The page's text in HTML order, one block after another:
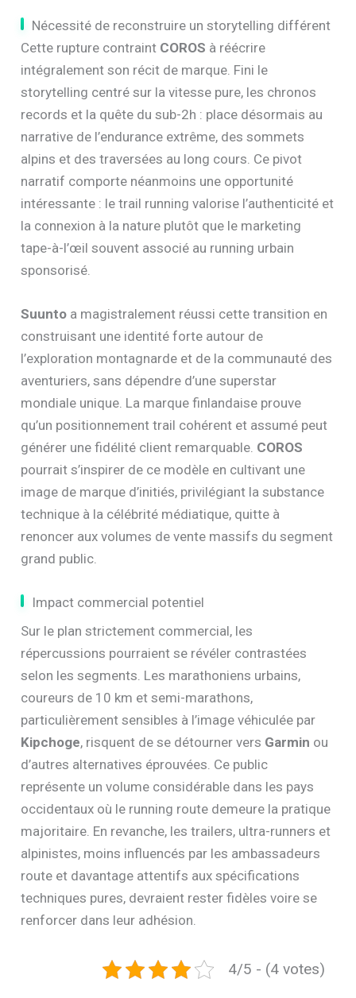
Nécessité de reconstruire un storytelling différent
Cette rupture contraint COROS à réécrire
intégralement son récit de marque. Fini le
storytelling centré sur la vitesse pure, les chronos
records et la quête du sub-2h : place désormais au
narrative de l’endurance extrême, des sommets
alpins et des traversées au long cours. Ce pivot
narratif comporte néanmoins une opportunité
intéressante : le trail running valorise l’authenticité et
la connexion à la nature plutôt que le marketing
tape-à-l’œil souvent associé au running urbain
sponsorisé.
Suunto a magistralement réussi cette transition en
construisant une identité forte autour de
l’exploration montagnarde et de la communauté des
aventuriers, sans dépendre d’une superstar
mondiale unique. La marque finlandaise prouve
qu’un positionnement trail cohérent et assumé peut
générer une fidélité client remarquable. COROS
pourrait s’inspirer de ce modèle en cultivant une
image de marque d’initiés, privilégiant la substance
technique à la célébrité médiatique, quitte à
renoncer aux volumes de vente massifs du segment
grand public.
Impact commercial potentiel
Sur le plan strictement commercial, les
répercussions pourraient se révéler contrastées
selon les segments. Les marathoniens urbains,
coureurs de 10 km et semi-marathons,
particulièrement sensibles à l’image véhiculée par
Kipchoge, risquent de se détourner vers Garmin ou
d’autres alternatives éprouvées. Ce public
représente un volume considérable dans les pays
occidentaux où le running route demeure la pratique
majoritaire. En revanche, les trailers, ultra-runners et
alpinistes, moins influencés par les ambassadeurs
route et davantage attentifs aux spécifications
techniques pures, devraient rester fidèles voire se
renforcer dans leur adhésion.
4/5 - (4 votes)